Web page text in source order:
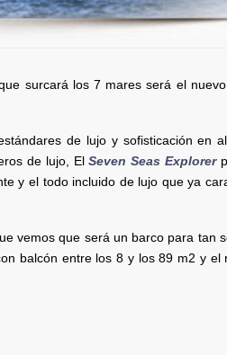
surcará los 7 mares será el
de lujo y sofisticación en
de lujo, ElSeven Seas Explorer
y el todo incluido de lujo que ya
vemos que será un barco para tan
balcón entre los 8 y los 89 m2 y el